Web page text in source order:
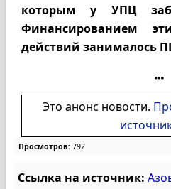
которым у УПЦ
Финансированием
действий занималось
Это анонс новости.
Просмотров: 792
Ссылка на источник: